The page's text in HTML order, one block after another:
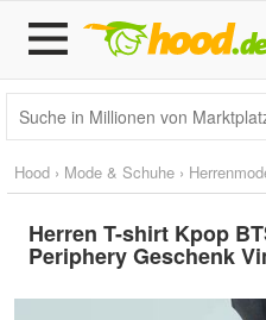
Hood › Mode & Schuhe ›
Herren T-shirt Kpop
Periphery Geschenk